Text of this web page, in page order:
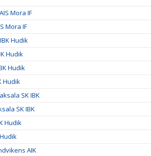
Mora IF
Mora IF
Hudik
Hudik
Hudik
Hudik
SK IBK
SK IBK
Hudik
AIK